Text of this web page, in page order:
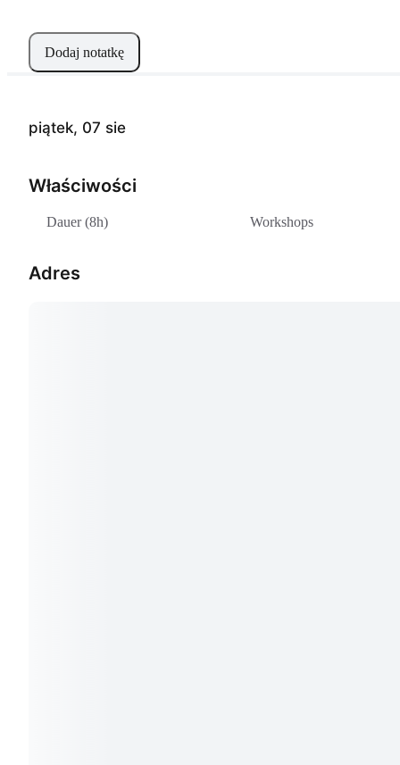
piątek, 07 sie
Właściwości
Dauer (8h) Workshops
Adres
Dodaj notatkę